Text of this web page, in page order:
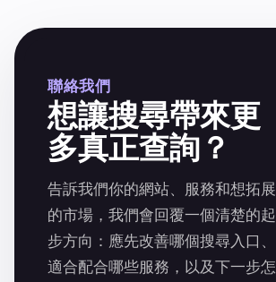
聯絡我們
想讓搜尋帶來更
多真正查詢？
告訴我們你的網站、服務和想拓展
的市場，我們會回覆一個清楚的起
步方向：應先改善哪個搜尋入口、
適合配合哪些服務，以及下一步怎